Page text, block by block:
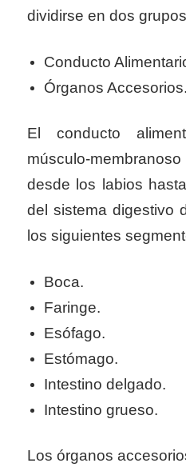
dividirse en dos
Conducto
Órganos Accesorios.
El conducto
músculo-
desde los labios
del sistema digestivo
los siguientes
Boca.
Faringe.
Esófago.
Estómago.
Intestino delgado.
Intestino grueso.
Los órganos